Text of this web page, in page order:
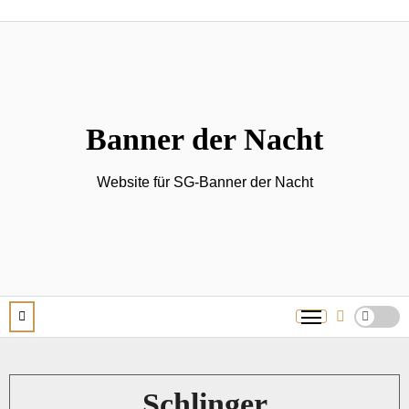
Banner der Nacht
Website für SG-Banner der Nacht